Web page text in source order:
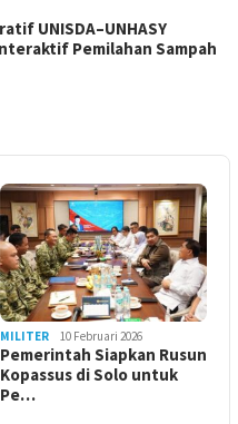
UNISDA–UNHASY
Pemilahan Sampah
MILITER 10 Februari 2026
Pemerintah Siapkan Rusun
Kopassus di Solo untuk
Pe…